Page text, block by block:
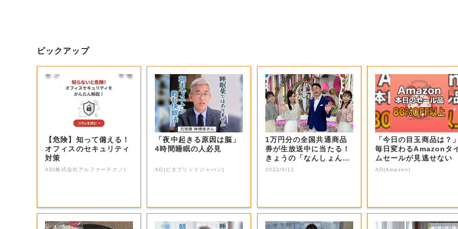
ピックアップ
【危険】知って備える！
オフィスのセキュリティ
対策
AD(株式会社アルファーテクノ)
「夜中起きる原因は脳」
4時間睡眠の人必見
AD(ビタブリッドジャパン)
1万円分の全国共通商品
券が生放送中に当たる！
きょうの「なんしょん？
生電話クイズ」...
2022/5/11
「今日の目玉商品は？
毎日変わるAmazonタ
ムセールが見逃せない
AD(Amazon)